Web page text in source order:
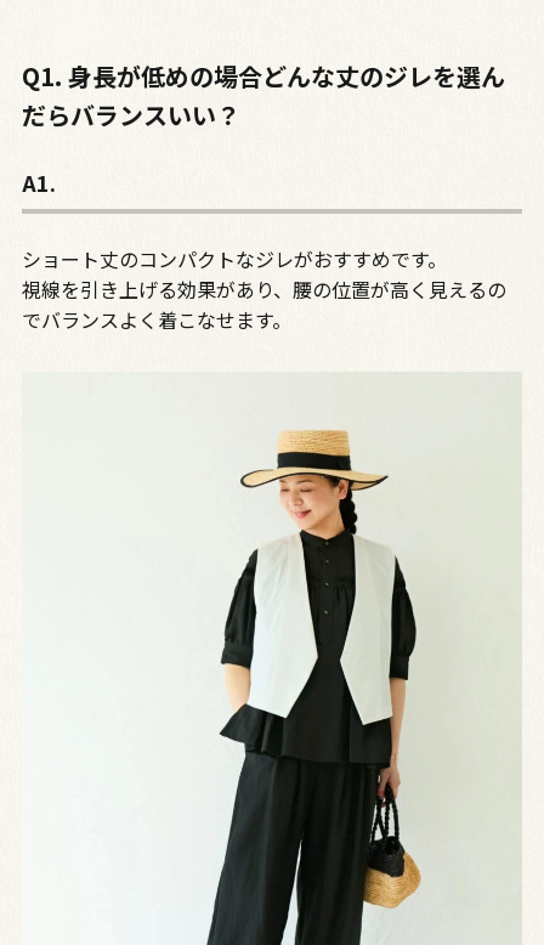
Q1. 身長が低めの場合どんな丈のジレを選ん
だらバランスいい？
A1.
ショート丈のコンパクトなジレがおすすめです。
視線を引き上げる効果があり、腰の位置が高く見えるの
でバランスよく着こなせます。